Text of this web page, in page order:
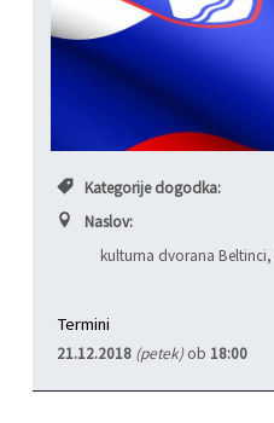
Kategorije dogodka:
Naslov:
kulturna dvorana Beltinci,
Termini
21.12.2018 (petek)ob 18:00
Varstvo osebnih podatkov
Informacije javnega značaja
Občinski časopis "Mali Rijtar"
Občinski predpisi
Galerija slik
Prostorski akti
Druge koristne povezave